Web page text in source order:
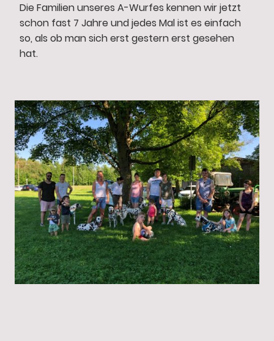
Die Familien unseres A-Wurfes kennen wir jetzt
schon fast 7 Jahre und jedes Mal ist es einfach
so, als ob man sich erst gestern erst gesehen
hat.